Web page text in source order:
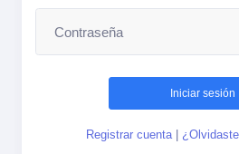
Iniciar sesión
Registrar cuenta|